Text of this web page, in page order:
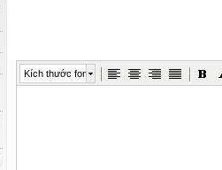
Kích thước font